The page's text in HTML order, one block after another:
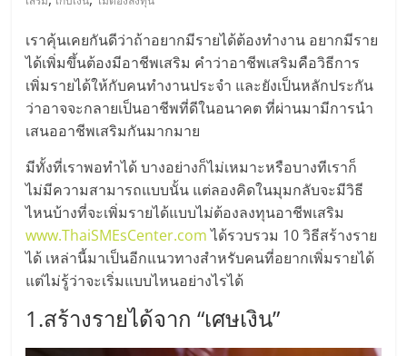
เอ็
มอี
ไทย,
SMEs,
แฟ
รน
ไชส์,
เราคุ้นเคยกันดีว่าถ้าอยากมีรายได้ต้องทำงาน อยากมีราย
ได้เพิ่มขึ้นต้องมีอาชีพเสริม คำว่าอาชีพเสริมคือวิธีการ
เพิ่มรายได้ให้กับคนทำงานประจำ และยังเป็นหลักประกัน
ว่าอาจจะกลายเป็นอาชีพที่ดีในอนาคต ที่ผ่านมามีการนำ
เสนออาชีพเสริมกันมากมาย
มีทั้งที่เราพอทำได้ บางอย่างก็ไม่เหมาะหรือบางทีเราก็
ไม่มีความสามารถแบบนั้น แต่ลองคิดในมุมกลับจะมีวิธี
ไหนบ้างที่จะเพิ่มรายได้แบบไม่ต้องลงทุนอาชีพเสริม
www.ThaiSMEsCenter.comได้รวบรวม 10 วิธีสร้างราย
ได้ เหล่านี้มาเป็นอีกแนวทางสำหรับคนที่อยากเพิ่มรายได้
แต่ไม่รู้ว่าจะเริ่มแบบไหนอย่างไรได้
1.สร้างรายได้จาก “เศษเงิน”